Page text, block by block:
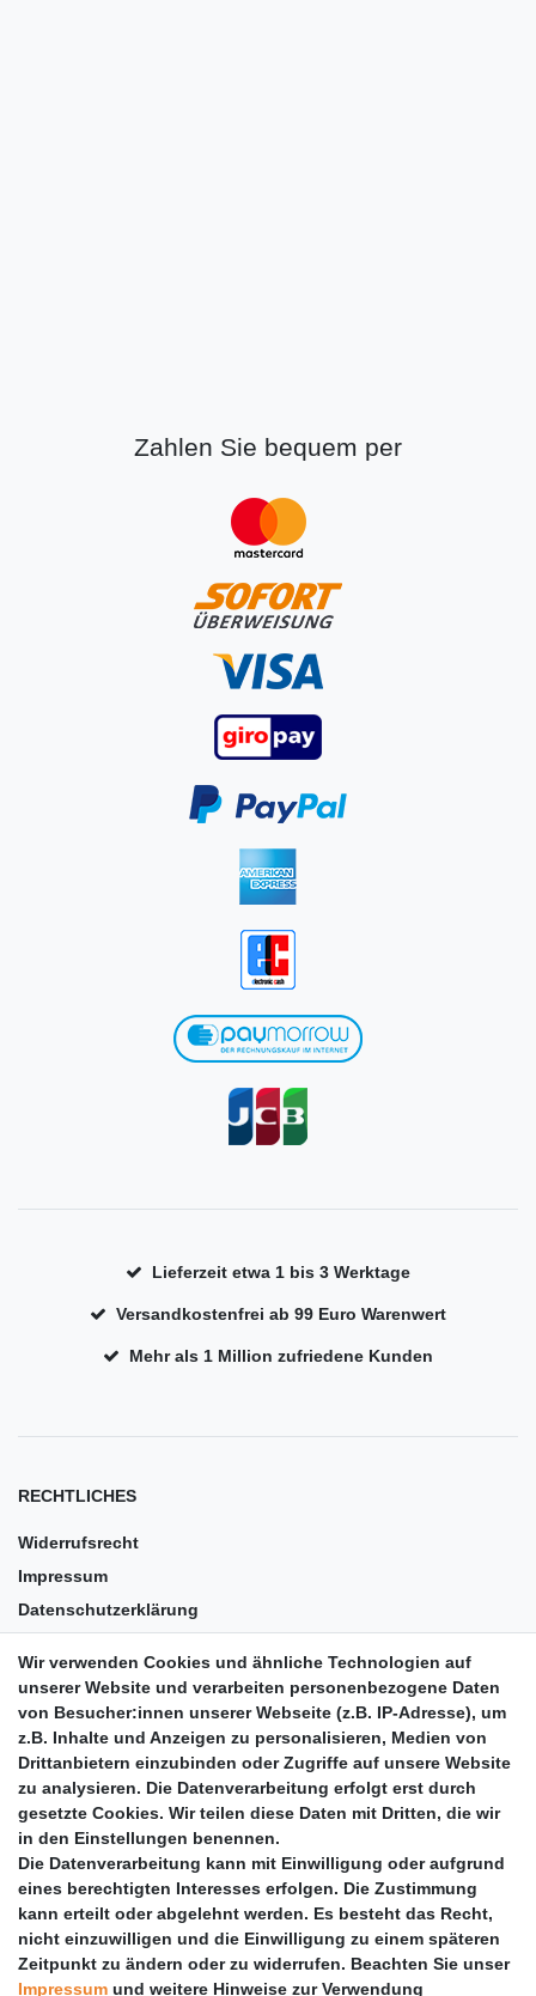
Zahlen Sie bequem per
Lieferzeit etwa 1 bis 3 Werktage
Versandkostenfrei ab 99 Euro Warenwert
Mehr als 1 Million zufriedene Kunden
RECHTLICHES
Widerrufsrecht
Impressum
Datenschutzerklärung
Barrierefreiheit
Anleitungen
Vertrag widerrufen
PARTNER
DHL
GLS
PaketPLUS
Wir verwenden Cookies und ähnliche Technologien auf
unserer Website und verarbeiten personenbezogene Daten
von Besucher:innen unserer Webseite (z.B. IP-Adresse), um
z.B. Inhalte und Anzeigen zu personalisieren, Medien von
Drittanbietern einzubinden oder Zugriffe auf unsere Website
zu analysieren. Die Datenverarbeitung erfolgt erst durch
gesetzte Cookies. Wir teilen diese Daten mit Dritten, die wir
in den Einstellungen benennen.
Die Datenverarbeitung kann mit Einwilligung oder aufgrund
eines berechtigten Interesses erfolgen. Die Zustimmung
kann erteilt oder abgelehnt werden. Es besteht das Recht,
nicht einzuwilligen und die Einwilligung zu einem späteren
Zeitpunkt zu ändern oder zu widerrufen. Beachten Sie unser
Impressum und weitere Hinweise zur Verwendung